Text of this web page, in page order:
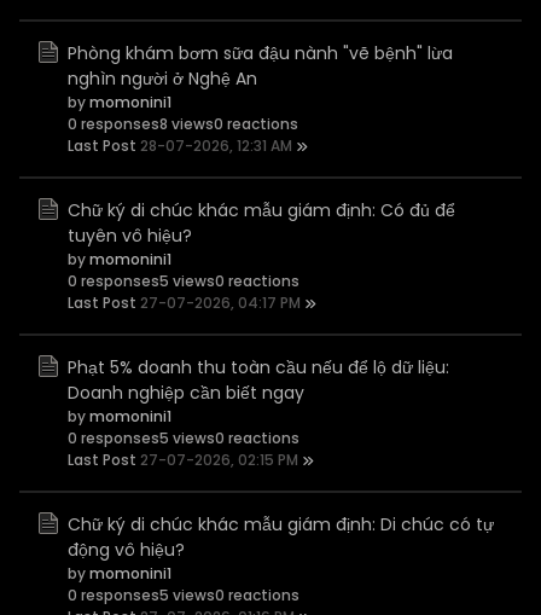
Phòng khám bơm sữa đậu nành "vẽ bệnh" lừa
nghìn người ở Nghệ An
bymomonini1
0 responses8 views0 reactions
Last Post 28-07-2026, 12:31 AM
Chữ ký di chúc khác mẫu giám định: Có đủ để
tuyên vô hiệu?
bymomonini1
0 responses5 views0 reactions
Last Post 27-07-2026, 04:17 PM
Phạt 5% doanh thu toàn cầu nếu để lộ dữ liệu:
Doanh nghiệp cần biết ngay
bymomonini1
0 responses5 views0 reactions
Last Post 27-07-2026, 02:15 PM
Chữ ký di chúc khác mẫu giám định: Di chúc có tự
động vô hiệu?
bymomonini1
0 responses5 views0 reactions